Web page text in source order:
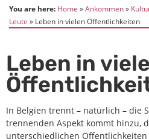
You are here: Home Ankommen
Leute
Leben in vielen Öffentlichkeiten
Leben in
In Belgien trennt – natürlich – die
trennenden Aspekt kommt hinzu,
unterschiedlichen Öffentlichkeiten